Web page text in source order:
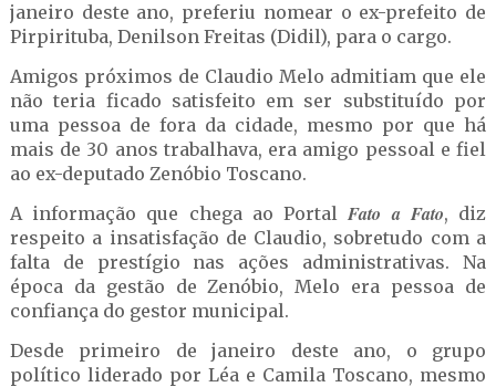
janeiro deste ano, preferiu nomear o ex-prefeito de
Pirpirituba, Denilson Freitas (Didil), para o cargo.
Amigos próximos de Claudio Melo admitiam que ele
não teria ficado satisfeito em ser substituído por
uma pessoa de fora da cidade, mesmo por que há
mais de 30 anos trabalhava, era amigo pessoal e fiel
ao ex-deputado Zenóbio Toscano.
A informação que chega ao PortalFato a Fato, diz
respeito a insatisfação de Claudio, sobretudo com a
falta de prestígio nas ações administrativas. Na
época da gestão de Zenóbio, Melo era pessoa de
confiança do gestor municipal.
Desde primeiro de janeiro deste ano, o grupo
político liderado por Léa e Camila Toscano, mesmo